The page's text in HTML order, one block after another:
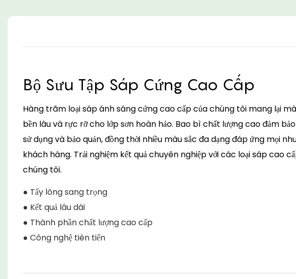
Bộ Sưu Tập Sáp Cứng Cao Cấp
Hàng trăm loại sáp ánh sáng cứng cao cấp của chúng tôi mang lại
bền lâu và rực rỡ cho lớp sơn hoàn hảo. Bao bì chất lượng cao đảm
sử dụng và bảo quản, đồng thời nhiều màu sắc đa dạng đáp ứng mọi
khách hàng. Trải nghiệm kết quả chuyên nghiệp với các loại sáp cao
chúng tôi.
● Tẩy lông sang trọng
● Kết quả lâu dài
● Thành phần chất lượng cao cấp
● Công nghệ tiên tiến